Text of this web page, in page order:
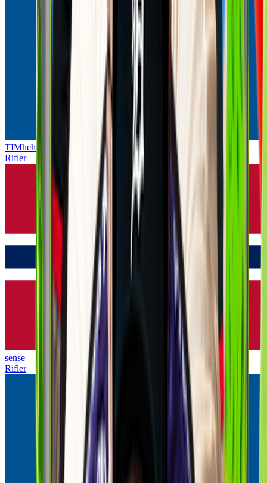
TIMhehe
Rifler
sense
Rifler